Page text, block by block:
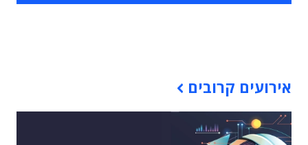
אירועים קרובים